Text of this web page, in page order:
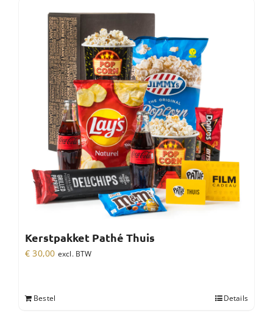
Kerstpakket Pathé Thuis
€ 30,00 excl. BTW
Bestel Details